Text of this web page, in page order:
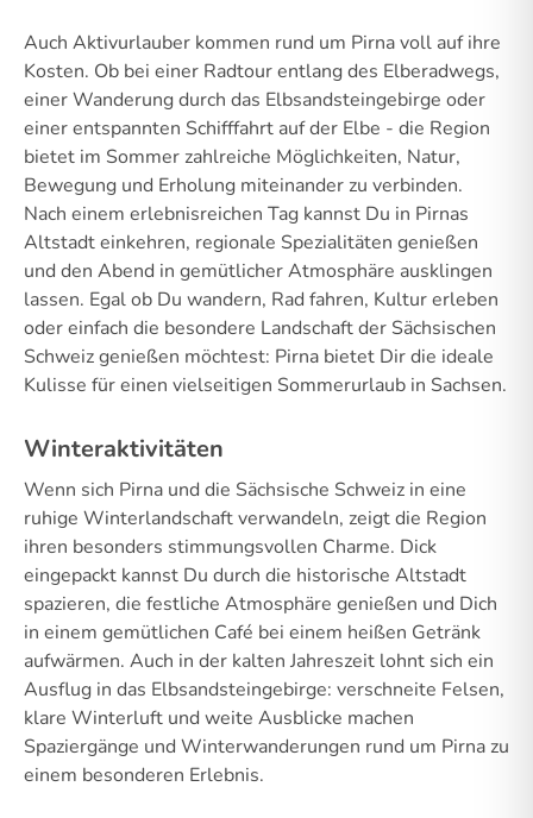
Auch Aktivurlauber kommen rund um Pirna voll auf ihre
Kosten. Ob bei einer Radtour entlang des Elberadwegs,
einer Wanderung durch das Elbsandsteingebirge oder
einer entspannten Schifffahrt auf der Elbe - die Region
bietet im Sommer zahlreiche Möglichkeiten, Natur,
Bewegung und Erholung miteinander zu verbinden.
Nach einem erlebnisreichen Tag kannst Du in Pirnas
Altstadt einkehren, regionale Spezialitäten genießen
und den Abend in gemütlicher Atmosphäre ausklingen
lassen. Egal ob Du wandern, Rad fahren, Kultur erleben
oder einfach die besondere Landschaft der Sächsischen
Schweiz genießen möchtest: Pirna bietet Dir die ideale
Kulisse für einen vielseitigen Sommerurlaub in Sachsen.
Winteraktivitäten
Wenn sich Pirna und die Sächsische Schweiz in eine
ruhige Winterlandschaft verwandeln, zeigt die Region
ihren besonders stimmungsvollen Charme. Dick
eingepackt kannst Du durch die historische Altstadt
spazieren, die festliche Atmosphäre genießen und Dich
in einem gemütlichen Café bei einem heißen Getränk
aufwärmen. Auch in der kalten Jahreszeit lohnt sich ein
Ausflug in das Elbsandsteingebirge: verschneite Felsen,
klare Winterluft und weite Ausblicke machen
Spaziergänge und Winterwanderungen rund um Pirna zu
einem besonderen Erlebnis.